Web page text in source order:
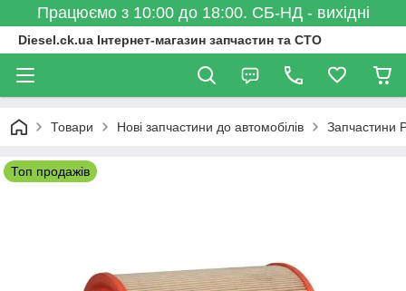
Працюємо з 10:00 до 18:00. СБ-НД - вихідні
Diesel.ck.ua Інтернет-магазин запчастин та СТО
Товари Нові запчастини до автомобілів Запчастини
Топ продажів